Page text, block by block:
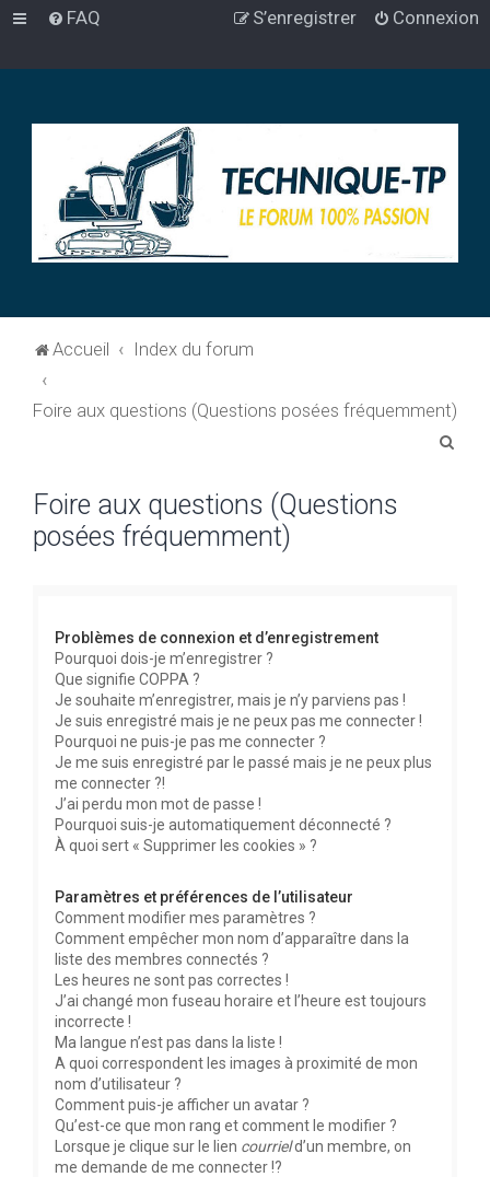
FAQ Connexion
S’enregistrer
Accueil Index du forum
Foire aux questions (Questions posées fréquemment)
Foire aux questions (Questions
posées fréquemment)
Problèmes de connexion et d’enregistrement
Pourquoi dois-je m’enregistrer ?
Que signifie COPPA ?
Je souhaite m’enregistrer, mais je n’y parviens pas !
Je suis enregistré mais je ne peux pas me connecter !
Pourquoi ne puis-je pas me connecter ?
Je me suis enregistré par le passé mais je ne peux plus
me connecter ?!
J’ai perdu mon mot de passe !
Pourquoi suis-je automatiquement déconnecté ?
À quoi sert « Supprimer les cookies » ?
Paramètres et préférences de l’utilisateur
Comment modifier mes paramètres ?
Comment empêcher mon nom d’apparaître dans la
liste des membres connectés ?
Les heures ne sont pas correctes !
J’ai changé mon fuseau horaire et l’heure est toujours
incorrecte !
Ma langue n’est pas dans la liste !
A quoi correspondent les images à proximité de mon
nom d’utilisateur ?
Comment puis-je afficher un avatar ?
Qu’est-ce que mon rang et comment le modifier ?
Lorsque je clique sur le lien courrield’un membre, on
me demande de me connecter !?